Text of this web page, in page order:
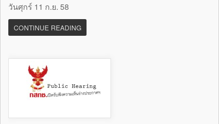
วันศุกร์ 11 ก.ย. 58
CONTINUE READING